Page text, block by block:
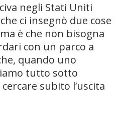
negli Stati Uniti
ci insegnò due cose
è che non bisogna
con un parco a
quando uno
tutto sotto
subito l’uscita